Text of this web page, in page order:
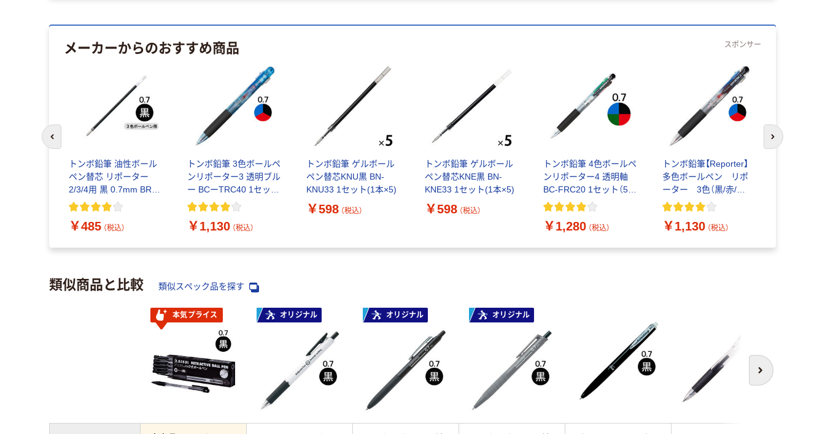
メーカーからのおすすめ商品 スポンサー
トンボ鉛筆 油性ボール
ペン替芯 リポーター
2/3/4用 黒 0.7mm BR-
CS233 10本
￥485 （税込）
トンボ鉛筆 3色ボールペ
ンリポーター3 透明ブル
ー BCーTRC40 1セット
(5本:1本×5)
￥1,130 （税込）
トンボ鉛筆 ゲルボール
ペン替芯KNU黒 BN-
KNU33 1セット(1本×5)
￥598 （税込）
トンボ鉛筆 ゲルボール
ペン替芯KNE黒 BN-
KNE33 1セット(1本×5)
￥598 （税込）
トンボ鉛筆 4色ボールペ
ンリポーター4 透明軸
BC-FRC20 1セット（5
本：1本×5）
￥1,280 （税込）
トンボ鉛筆【Reporter】
多色ボールペン リポ
ーター 3色（黒/赤/
青） 油性 0.7mm 透
￥1,130 （税込）
次のスライド
類似商品と比較 類似スペック品を探す
次へ
本気プライス オリジナル オリジナル オリジナル